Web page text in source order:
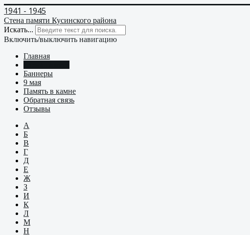
1941 - 1945
Стена памяти Кусинского района
Искать...
Включить/выключить навигацию
Главная
Баннеры
9 мая
Память в камне
Обратная связь
Отзывы
А
Б
В
Г
Д
Е
Ж
З
И
К
Л
М
Н